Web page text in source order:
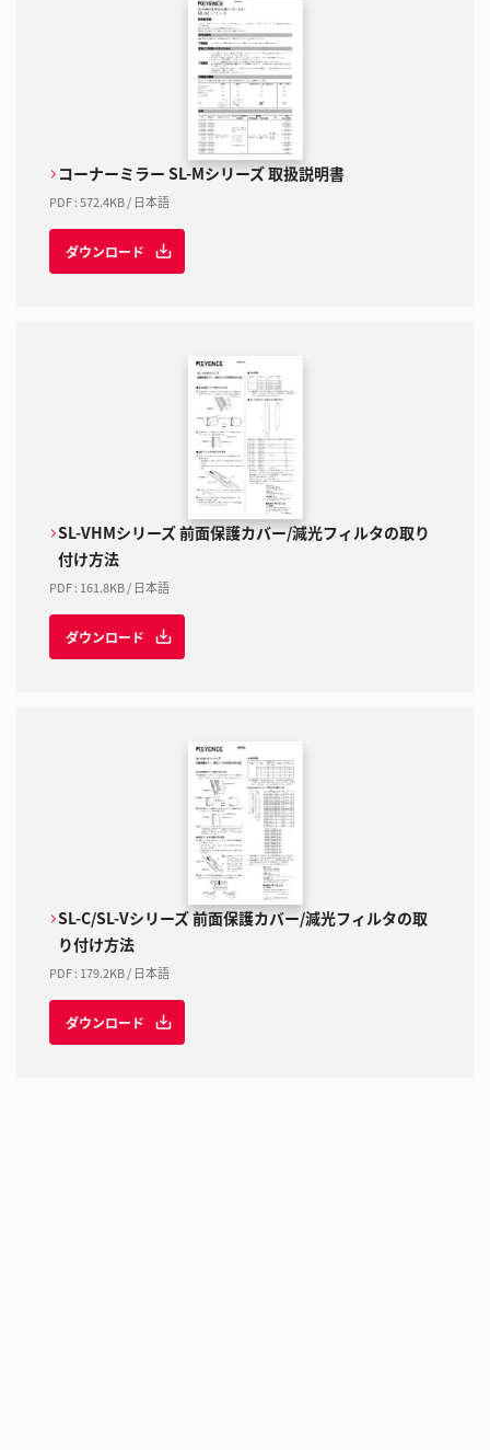
コーナーミラー SL-Mシリーズ 取扱説明書
PDF:572.4KB/ 日本語
ダウンロード
SL-VHMシリーズ 前面保護カバー/減光フィルタの取り
付け方法
PDF: 161.8KB/ 日本語
ダウンロード
SL-C/SL-Vシリーズ 前面保護カバー/減光フィルタの取
り付け方法
PDF: 179.2KB/ 日本語
ダウンロード